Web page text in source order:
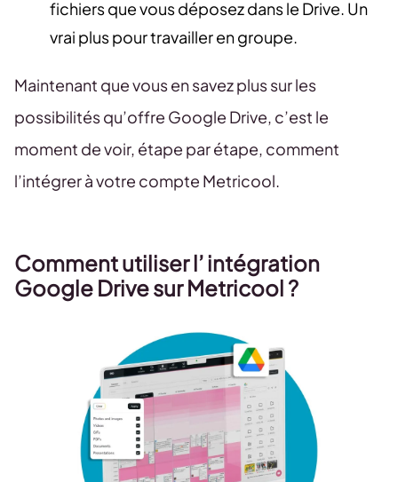
fichiers que vous déposez dans le Drive. Un
vrai plus pour travailler en groupe.
Maintenant que vous en savez plus sur les
possibilités qu’offre Google Drive, c’est le
moment de voir, étape par étape, comment
l’intégrer à votre compte Metricool.
Comment utiliser l’ intégration
Google Drive sur Metricool ?